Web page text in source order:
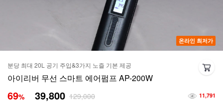
온라인 최저가
분당 최대 20L 공기 주입&3가지 노즐 기본 제공
아이리버 무선 스마트 에어펌프 AP-200W
11,791
69% 39,800 129,000